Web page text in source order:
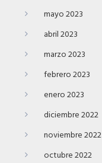
mayo 2023
abril 2023
marzo 2023
febrero 2023
enero 2023
diciembre 2022
noviembre 2022
octubre 2022